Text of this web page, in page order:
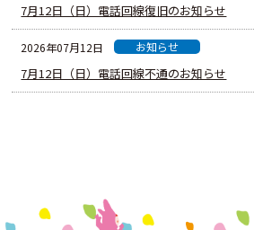
7月12日（日）電話回線復旧のお知らせ
2026年07月12日 お知らせ
7月12日（日）電話回線不通のお知らせ